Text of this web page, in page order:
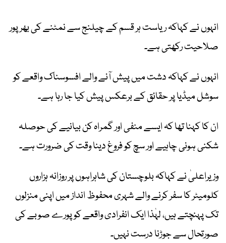
انہوں نے کہاکہ ریاست ہر قسم کے چیلنج سے نمٹنے کی بھرپور
صلاحیت رکھتی ہے۔
انہوں نے کہاکہ دشت میں پیش آنے والے افسوسناک واقعے کو
سوشل میڈیا پر حقائق کے برعکس پیش کیا جا رہا ہے۔
ان کا کہنا تھا کہ ایسے منفی اور گمراہ کن بیانیے کی حوصلہ
شکنی ہونی چاہیے اور سچ کو فروغ دینا وقت کی ضرورت ہے۔
وزیراعلیٰ نے کہاکہ بلوچستان کی شاہراہوں پر روزانہ ہزاروں
کلومیٹر کا سفر کرنے والے شہری محفوظ انداز میں اپنی منزلوں
تک پہنچتے ہیں، لہٰذا ایک انفرادی واقعے کو پورے صوبے کی
صورتحال سے جوڑنا درست نہیں۔